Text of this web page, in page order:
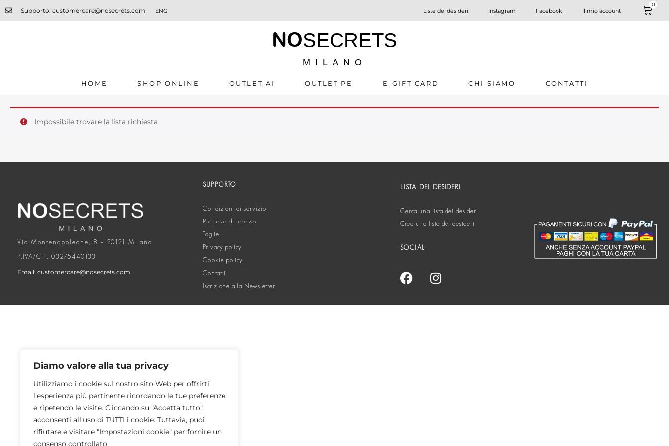
Diamo valore alla tua privacy
Utilizziamo i cookie sul nostro sito Web per offrirti
l'esperienza più pertinente ricordando le tue preferenze
e ripetendo le visite. Cliccando su "Accetta tutto",
acconsenti all'uso di TUTTI i cookie. Tuttavia, puoi
rifiutare e visitare "Impostazioni cookie" per fornire un
consenso controllato
Supporto: customercare@nosecrets.com ENG Liste dei desideri Instagram Facebook Il mio account
0
NOSECRETS
MILANO
HOME SHOP ONLINE OUTLET AI OUTLET PE E-GIFT CARD CHI SIAMO CONTATTI
Impossibile trovare la lista richiesta
Via Montenapoleone, 8 – 20121 Milano
P.IVA/C.F. 03275440133
Email: customercare@nosecrets.com
SUPPORTO
Condizioni di servizio
Richiesta di recesso
Taglie
Privacy policy
Cookie policy
Contatti
Iscrizione alla Newsletter
LISTA DEI DESIDERI
Cerca una lista dei desideri
Crea una lista dei desideri
SOCIAL